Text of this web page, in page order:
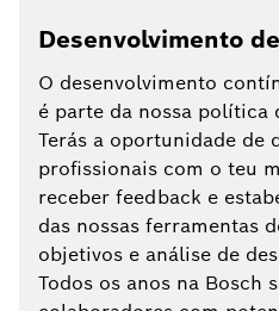
Desenvolvimento
O desenvolvimento
é parte da nossa política
Terás a oportunidade de
profissionais com o teu
receber feedback e
das nossas ferramentas
objetivos e análise de
Todos os anos na Bosch